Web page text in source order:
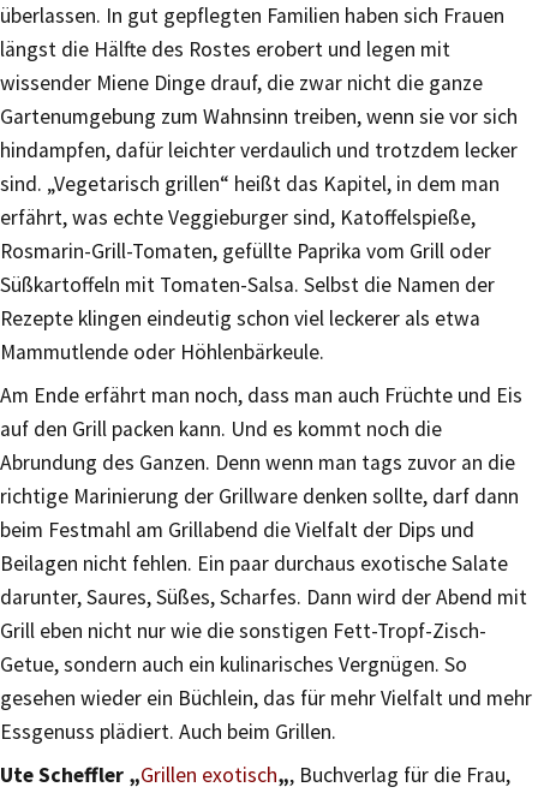
überlassen. In gut gepflegten Familien haben sich Frauen
längst die Hälfte des Rostes erobert und legen mit
wissender Miene Dinge drauf, die zwar nicht die ganze
Gartenumgebung zum Wahnsinn treiben, wenn sie vor sich
hindampfen, dafür leichter verdaulich und trotzdem lecker
sind. „Vegetarisch grillen“ heißt das Kapitel, in dem man
erfährt, was echte Veggieburger sind, Katoffelspieße,
Rosmarin-Grill-Tomaten, gefüllte Paprika vom Grill oder
Süßkartoffeln mit Tomaten-Salsa. Selbst die Namen der
Rezepte klingen eindeutig schon viel leckerer als etwa
Mammutlende oder Höhlenbärkeule.
Am Ende erfährt man noch, dass man auch Früchte und Eis
auf den Grill packen kann. Und es kommt noch die
Abrundung des Ganzen. Denn wenn man tags zuvor an die
richtige Marinierung der Grillware denken sollte, darf dann
beim Festmahl am Grillabend die Vielfalt der Dips und
Beilagen nicht fehlen. Ein paar durchaus exotische Salate
darunter, Saures, Süßes, Scharfes. Dann wird der Abend mit
Grill eben nicht nur wie die sonstigen Fett-Tropf-Zisch-
Getue, sondern auch ein kulinarisches Vergnügen. So
gesehen wieder ein Büchlein, das für mehr Vielfalt und mehr
Essgenuss plädiert. Auch beim Grillen.
Ute Scheffler „Grillen exotisch„, Buchverlag für die Frau,